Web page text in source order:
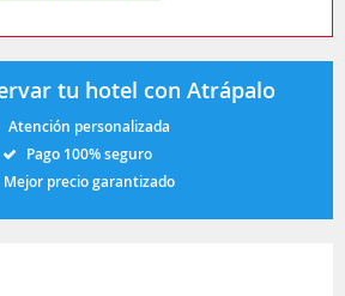
tu hotel con Atrápalo
Atención personalizada
Pago 100% seguro
Mejor precio garantizado